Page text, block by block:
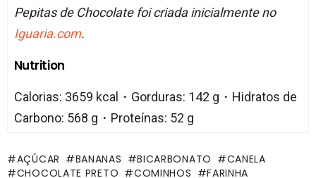
Pepitas de Chocolate foi criada inicialmente no
Iguaria.com.
Nutrition
Calorias: 3659 kcal・Gorduras: 142 g・Hidratos de
Carbono: 568 g・Proteínas: 52 g
AÇÚCAR BANANAS BICARBONATO
CANELA
CHOCOLATE PRETO
COMINHOS
FARINHA